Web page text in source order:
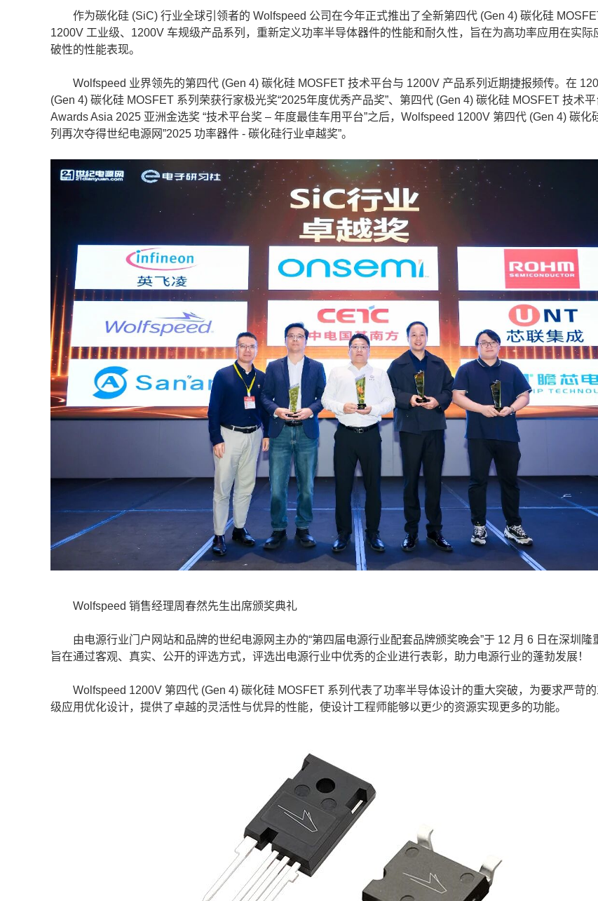
作为碳化硅 (SiC) 行业全球引领者的 Wolfspeed 公司在今年正式推出了全新第四代 (Gen 4) 碳化硅
1200V 工业级、1200V 车规级产品系列，重新定义功率半导体器件的性能和耐久性，旨在为高功率应用在实际
破性的性能表现。
Wolfspeed 业界领先的第四代 (Gen 4) 碳化硅 MOSFET 技术平台与 1200V 产品系列近期捷报频传。在
(Gen 4) 碳化硅 MOSFET 系列荣获行家极光奖“2025年度优秀产品奖”、第四代 (Gen 4) 碳化硅 MOSFET 技术
Awards Asia 2025 亚洲金选奖 “技术平台奖 – 年度最佳车用平台”之后，Wolfspeed 1200V 第四代 (Gen 4) 碳化
列再次夺得世纪电源网”2025 功率器件 - 碳化硅行业卓越奖”。
Wolfspeed 销售经理周春然先生出席颁奖典礼
由电源行业门户网站和品牌的世纪电源网主办的“第四届电源行业配套品牌颁奖晚会”于 12 月 6 日在深圳隆
旨在通过客观、真实、公开的评选方式，评选出电源行业中优秀的企业进行表彰，助力电源行业的蓬勃发展！
Wolfspeed 1200V 第四代 (Gen 4) 碳化硅 MOSFET 系列代表了功率半导体设计的重大突破，为要求严苛
级应用优化设计，提供了卓越的灵活性与优异的性能，使设计工程师能够以更少的资源实现更多的功能。